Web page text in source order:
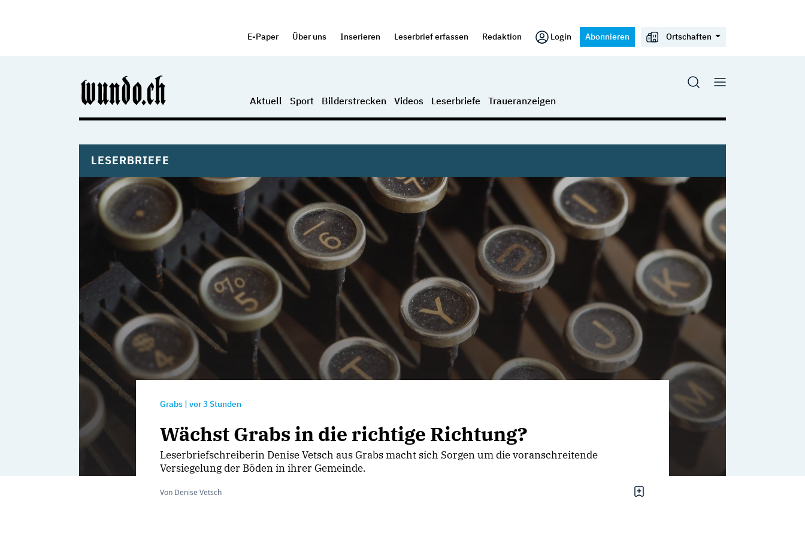
E-Paper Über uns Inserieren Leserbrief erfassen Redaktion Login Abonnieren Ortschaften
Aktuell Sport Bilderstrecken Videos Leserbriefe Traueranzeigen
LESERBRIEFE
Grabs | vor3 Stunden
Wächst Grabs in die richtige Richtung?
Leserbriefschreiberin Denise Vetsch aus Grabs macht sich Sorgen um die voranschreitende
Versiegelung der Böden in ihrer Gemeinde.
Von Denise Vetsch